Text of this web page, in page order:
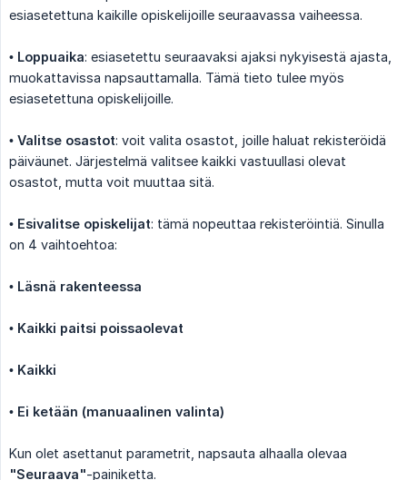
esiasetettuna kaikille opiskelijoille seuraavassa vaiheessa.
• Loppuaika: esiasetettu seuraavaksi ajaksi nykyisestä ajasta,
muokattavissa napsauttamalla. Tämä tieto tulee myös
esiasetettuna opiskelijoille.
• Valitse osastot: voit valita osastot, joille haluat rekisteröidä
päiväunet. Järjestelmä valitsee kaikki vastuullasi olevat
osastot, mutta voit muuttaa sitä.
• Esivalitse opiskelijat: tämä nopeuttaa rekisteröintiä. Sinulla
on 4 vaihtoehtoa:
• Läsnä rakenteessa
• Kaikki paitsi poissaolevat
• Kaikki
• Ei ketään (manuaalinen valinta)
Kun olet asettanut parametrit, napsauta alhaalla olevaa
"Seuraava"-painiketta.